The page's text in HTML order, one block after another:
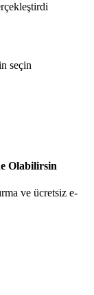
seçin
Olabilirsin
ve ücretsiz e-